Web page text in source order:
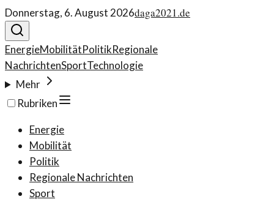
Donnerstag, 6. August 2026daga2021.de
EnergieMobilitätPolitikRegionale
NachrichtenSportTechnologie
Mehr
Rubriken
Energie
Mobilität
Politik
Regionale Nachrichten
Sport